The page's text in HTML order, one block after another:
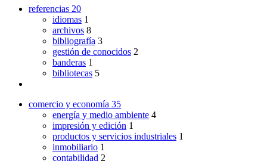
referencias 20
idiomas 1
archivos 8
bibliografía 3
gestión de conocidos 2
banderas 1
bibliotecas 5
comercio y economía 35
energía y medio ambiente 4
impresión y edición 1
productos y servicios industriales 1
inmobiliario 1
contabilidad 2